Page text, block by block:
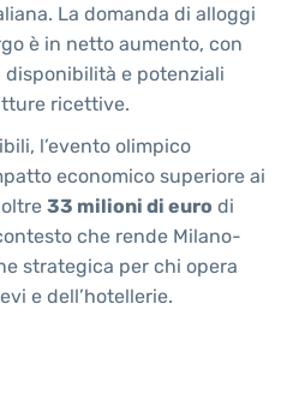
La domanda di alloggi
è in netto aumento, con
e potenziali
ricettive.
l’evento olimpico
economico superiore ai
33 milioni di euro di
che rende Milano-
strategica per chi opera
e dell’hotellerie.